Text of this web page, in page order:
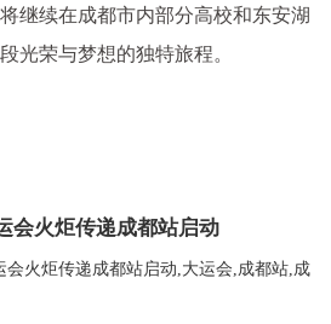
继续在成都市内部分高校和东安湖
光荣与梦想的独特旅程。
会火炬传递成都站启动
会火炬传递成都站启动,大运会,成都站,成